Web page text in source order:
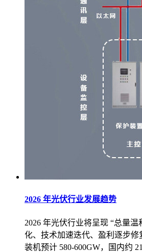
2026 年光伏行业发展趋势
2026 年光伏行业将呈现 “总量
化、技术加速迭代、盈利逐步修
装机预计 580-600GW，国内约